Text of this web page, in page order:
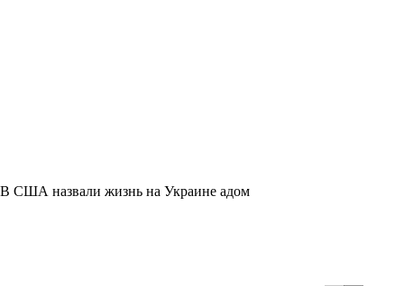
В США назвали жизнь на Украине адом